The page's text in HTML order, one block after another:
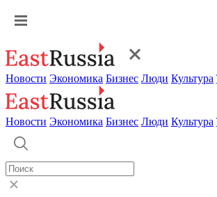
Новости Экономика Бизнес Люди Культура
Новости Экономика Бизнес Люди Культура